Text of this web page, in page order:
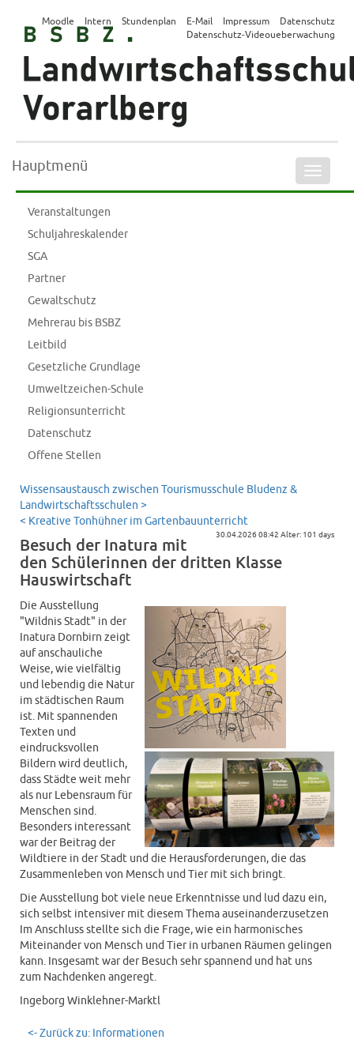
Moodle Intern Stundenplan E-Mail Impressum
Datenschutz
Datenschutz-Videoueberwachung
ein-/
Hauptmenü
Veranstaltungen
Schuljahreskalender
SGA
Partner
Gewaltschutz
Mehrerau bis BSBZ
Leitbild
Gesetzliche Grundlage
Umweltzeichen-Schule
Religionsunterricht
Datenschutz
Offene Stellen
Wissensaustausch zwischen Tourismusschule Bludenz &
Landwirtschaftsschulen >
< Kreative Tonhühner im Gartenbauunterricht
30.04.2026 08:42 Alter: 101 days
Besuch der Inatura mit
den Schülerinnen der dritten Klasse
Hauswirtschaft
Die Ausstellung
"Wildnis Stadt" in der
Inatura Dornbirn zeigt
auf anschauliche
Weise, wie vielfältig
und lebendig die Natur
im städtischen Raum
ist. Mit spannenden
Texten und
eindrucksvollen
Bildern wird deutlich,
dass Städte weit mehr
als nur Lebensraum für
Menschen sind.
Besonders interessant
war der Beitrag der
Wildtiere in der Stadt und die Herausforderungen, die das
Zusammenleben von Mensch und Tier mit sich bringt.
Die Ausstellung bot viele neue Erkenntnisse und lud dazu ein,
sich selbst intensiver mit diesem Thema auseinanderzusetzen
Im Anschluss stellte sich die Frage, wie ein harmonisches
Miteinander von Mensch und Tier in urbanen Räumen gelingen
kann. Insgesamt war der Besuch sehr spannend und hat uns
zum Nachdenken angeregt.
Ingeborg Winklehner-Marktl
<- Zurück zu: Informationen